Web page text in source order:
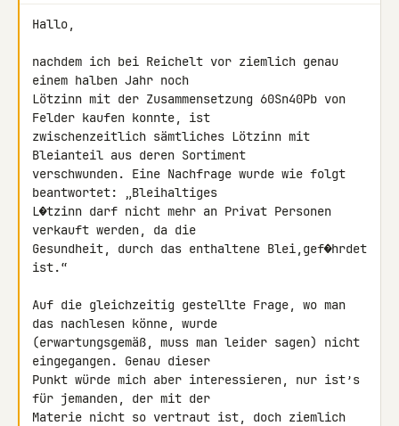
Hallo,
nachdem ich bei Reichelt vor ziemlich genau
einem halben Jahr noch
Lötzinn mit der Zusammensetzung 60Sn40Pb von
Felder kaufen konnte, ist
zwischenzeitlich sämtliches Lötzinn mit
Bleianteil aus deren Sortiment
verschwunden. Eine Nachfrage wurde wie folgt
beantwortet: „Bleihaltiges
L�tzinn darf nicht mehr an Privat Personen
verkauft werden, da die
Gesundheit, durch das enthaltene Blei,gef�hrdet
ist.“
Auf die gleichzeitig gestellte Frage, wo man
das nachlesen könne, wurde
(erwartungsgemäß, muss man leider sagen) nicht
eingegangen. Genau dieser
Punkt würde mich aber interessieren, nur ist’s
für jemanden, der mit der
Materie nicht so vertraut ist, doch ziemlich